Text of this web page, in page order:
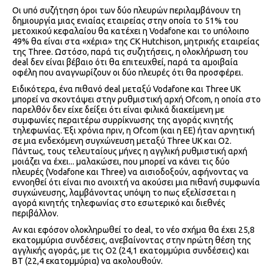
Οι υπό συζήτηση όροι των δύο πλευρών περιλαμβάνουν τη
δημιουργία μιας ενιαίας εταιρείας στην οποία το 51% του
μετοχικού κεφαλαίου θα κατέχει η Vodafone και το υπόλοιπο
49% θα είναι στα «χέρια» της CK Hutchison, μητρικής εταιρείας
της Three. Ωστόσο, παρά τις συζητήσεις, η ολοκλήρωση του
deal δεν είναι βέβαιο ότι θα επιτευχθεί, παρά τα αμοιβαία
οφέλη που αναγνωρίζουν οι δύο πλευρές ότι θα προσφέρει.
Ειδικότερα, ένα πιθανό deal μεταξύ Vodafone και Three UK
μπορεί να σκοντάψει στην ρυθμιστική αρχή Ofcom, η οποία στο
παρελθόν δεν είχε δείξει ότι είναι φιλικά διακείμενη με
συμφωνίες περαιτέρω συρρίκνωσης της αγοράς κινητής
τηλεφωνίας. Έξι χρόνια πριν, η Ofcom (και η ΕΕ) ήταν αρνητική
σε μια ενδεχόμενη συγχώνευση μεταξύ Three UK και Ο2.
Πάντως, τους τελευταίους μήνες η αγγλική ρυθμιστική αρχή
μοιάζει να έχει... μαλακώσει, που μπορεί να κάνει τις δύο
πλευρές (Vodafone και Three) να αισιοδοξούν, αφήνοντας να
εννοηθεί ότι είναι πιο ανοιχτή να ακούσει μια πιθανή συμφωνία
συγχώνευσης, λαμβάνοντας υπόψη το πως εξελίσσεται η
αγορά κινητής τηλεφωνίας στο εσωτερικό και διεθνές
περιβάλλον.
Αν και εφόσον ολοκληρωθεί το deal, το νέο σχήμα θα έχει 25,8
εκατομμύρια συνδέσεις, ανεβαίνοντας στην πρώτη θέση της
αγγλικής αγοράς, με τις Ο2 (24,1 εκατομμύρια συνδέσεις) και
ΒΤ (22,4 εκατομμύρια) να ακολουθούν.